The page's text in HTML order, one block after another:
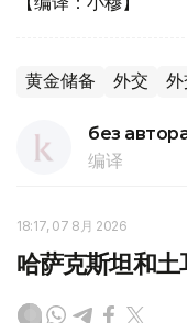
黄金储备 外交 外
без
编译
18:17, 07 8月 2026
哈萨克斯坦和